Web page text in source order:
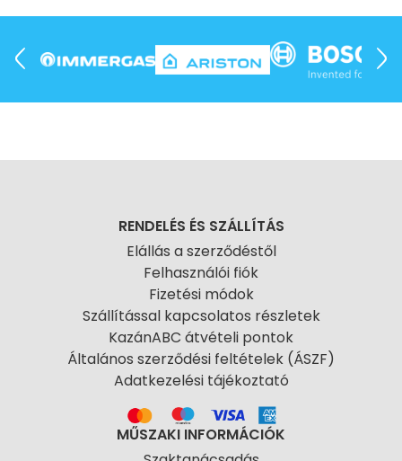
RENDELÉS ÉS SZÁLLÍTÁS
Elállás a szerződéstől
Felhasználói fiók
Fizetési módok
Szállítással kapcsolatos részletek
KazánABC átvételi pontok
Általános szerződési feltételek (ÁSZF)
Adatkezelési tájékoztató
MŰSZAKI INFORMÁCIÓK